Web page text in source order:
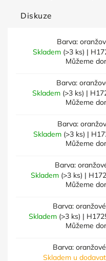
Diskuze
Barva:
Skladem (>3 ks) |
Můžeme
Barva:
Skladem (>3 ks) |
Můžeme
Barva:
Skladem (>3 ks) |
Můžeme
Barva:
Skladem (>3 ks) |
Můžeme
Barva:
Skladem (>3 ks) |
Můžeme
Barva:
Skladem u